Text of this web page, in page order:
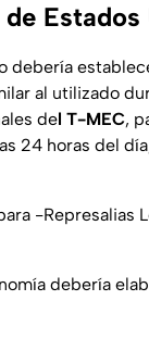
Estados
debería
al utilizado
del T-MEC,
24 horas del
-Represalias
debería